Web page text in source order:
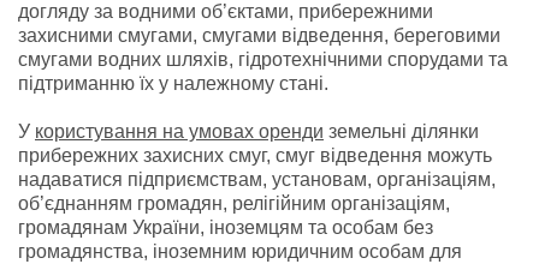
догляду за водними об’єктами, прибережними
захисними смугами, смугами відведення, береговими
смугами водних шляхів, гідротехнічними спорудами та
підтриманню їх у належному стані.
У користування на умовах оренди земельні ділянки
прибережних захисних смуг, смуг відведення можуть
надаватися підприємствам, установам, організаціям,
об’єднанням громадян, релігійним організаціям,
громадянам України, іноземцям та особам без
громадянства, іноземним юридичним особам для